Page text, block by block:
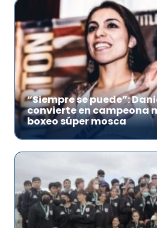
“Siempre se puede”:
convierte en campeona
boxeo súper mosca